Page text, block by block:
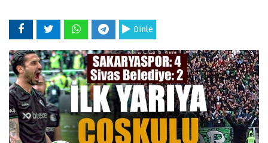
Dinle